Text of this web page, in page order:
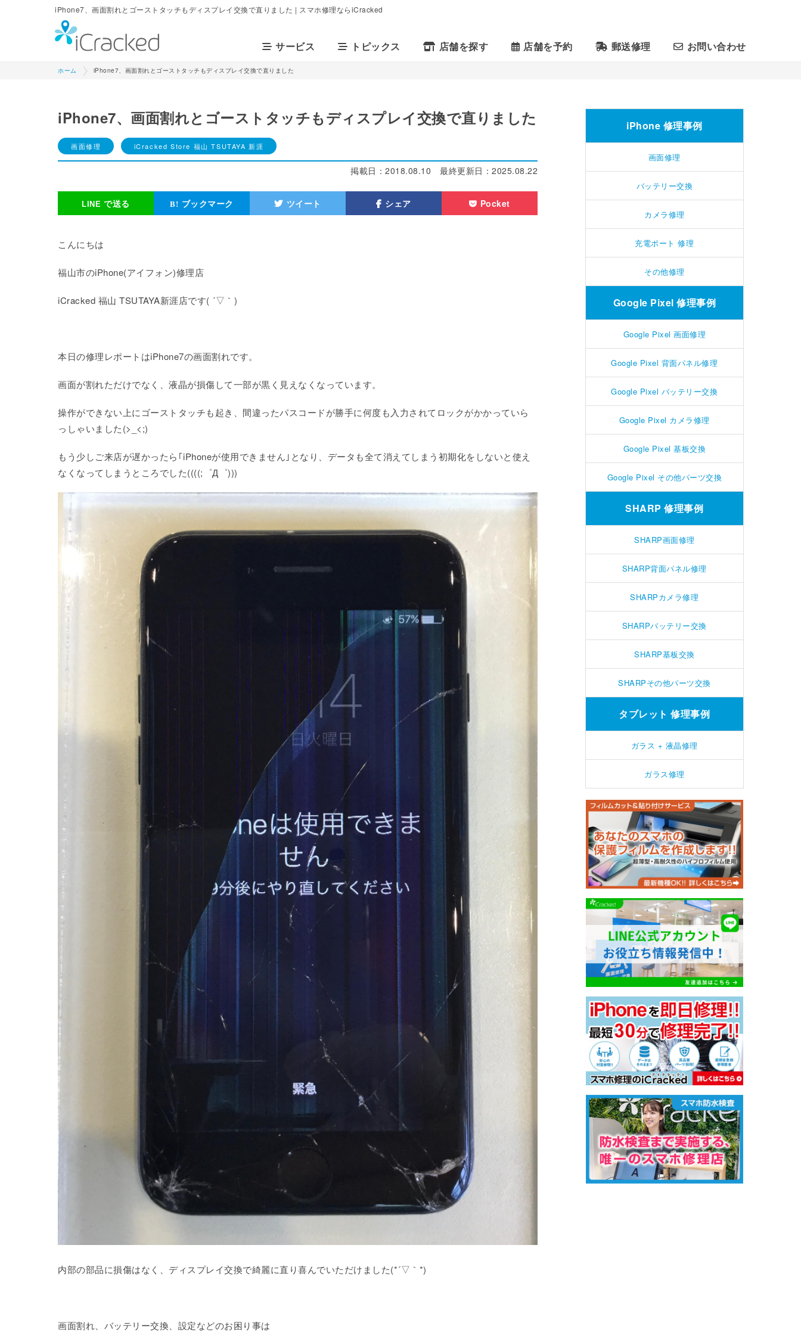
iPhone7、画面割れとゴーストタッチもディスプレイ交換で直りました | スマホ修理ならiCracked
サービス トピックス 店舗を探す 店舗を予約 郵送修理 お問い合わせ
ホーム iPhone7、画面割れとゴーストタッチもディスプレイ交換で直りました
iPhone7、画面割れとゴーストタッチもディスプレイ交換で直りました
画面修理 iCracked Store 福山 TSUTAYA 新涯
最終更新日： 2025.08.22
掲載日： 2018.08.10
で送る ブックマーク ツイート シェア Pocket
こんにちは
福山市のiPhone(アイフォン)修理店
iCracked 福山 TSUTAYA新涯店です( ´▽｀)
本日の修理レポートはiPhone7の画面割れです。
画面が割れただけでなく、液晶が損傷して一部が黒く見えなくなっています。
操作ができない上にゴーストタッチも起き、間違ったパスコードが勝手に何度も入力されてロックがかかっていら
っしゃいました(>_<;)
もう少しご来店が遅かったら｢iPhoneが使用できません｣となり、データも全て消えてしまう初期化をしないと使え
なくなってしまうところでした((((;゜Д゜)))
内部の部品に損傷はなく、ディスプレイ交換で綺麗に直り喜んでいただけました(*´▽｀*)
画面割れ、バッテリー交換、設定などのお困り事は
iPhone 修理事例
画面修理
バッテリー交換
カメラ修理
充電ポート 修理
その他修理
Google Pixel 修理事例
Google Pixel 画面修理
Google Pixel 背面パネル修理
Google Pixel バッテリー交換
Google Pixel カメラ修理
Google Pixel 基板交換
Google Pixel その他パーツ交換
SHARP 修理事例
SHARP画面修理
SHARP背面パネル修理
SHARPカメラ修理
SHARPバッテリー交換
SHARP基板交換
SHARPその他パーツ交換
タブレット 修理事例
ガラス + 液晶修理
ガラス修理